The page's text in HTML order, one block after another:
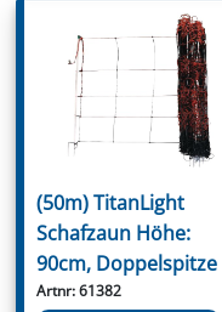
(50m) TitanLight
Schafzaun Höhe:
90cm, Doppelspitze
Artnr: 61382